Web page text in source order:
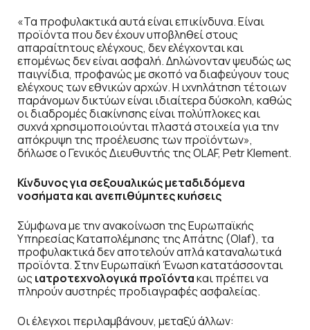
«Τα προφυλακτικά αυτά είναι επικίνδυνα. Είναι
προϊόντα που δεν έχουν υποβληθεί στους
απαραίτητους ελέγχους, δεν ελέγχονται και
επομένως δεν είναι ασφαλή. Δηλώνονταν ψευδώς ως
παιγνίδια, προφανώς με σκοπό να διαφεύγουν τους
ελέγχους των εθνικών αρχών. Η ιχνηλάτηση τέτοιων
παράνομων δικτύων είναι ιδιαίτερα δύσκολη, καθώς
οι διαδρομές διακίνησης είναι πολύπλοκες και
συχνά χρησιμοποιούνται πλαστά στοιχεία για την
απόκρυψη της προέλευσης των προϊόντων»,
δήλωσε ο Γενικός Διευθυντής της OLAF, Petr Klement.
Κίνδυνος για σεξουαλικώς μεταδιδόμενα
νοσήματα και ανεπιθύμητες κυήσεις
Σύμφωνα με την ανακοίνωση της Ευρωπαϊκής
Υπηρεσίας Καταπολέμησης της Απάτης (Olaf), τα
προφυλακτικά δεν αποτελούν απλά καταναλωτικά
προϊόντα. Στην Ευρωπαϊκή Ένωση κατατάσσονται
ως ιατροτεχνολογικά προϊόντακαι πρέπει να
πληρούν αυστηρές προδιαγραφές ασφαλείας.
Οι έλεγχοι περιλαμβάνουν, μεταξύ άλλων: